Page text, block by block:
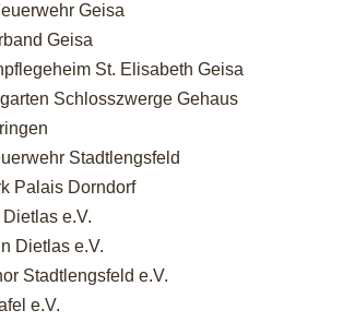
Geisa
Geisa
St. Elisabeth Geisa
Schlosszwerge Gehaus
Stadtlengsfeld
Palais Dorndorf
e.V.
Dietlas e.V.
Stadtlengsfeld e.V.
e.V.